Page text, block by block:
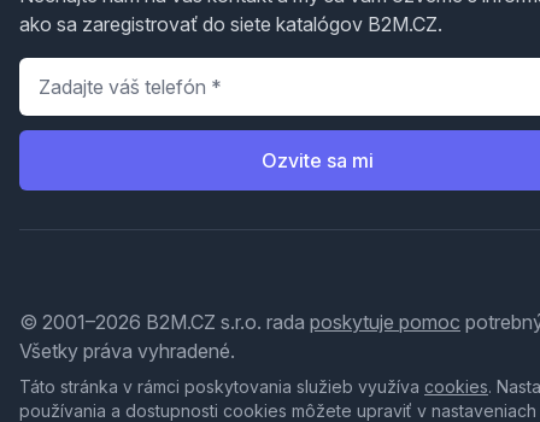
ako sa zaregistrovať do siete katalógov B2M.CZ.
Telefón
Ozvite sa mi
© 2001–2026 B2M.CZ s.r.o. rada poskytuje pomoc
Všetky práva vyhradené.
Táto stránka v rámci poskytovania služieb využíva cookies.
používania a dostupnosti cookies môžete upraviť v nastaveniach